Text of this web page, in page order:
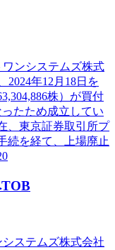
ワンシステムズ株式
2024年12月18日を
株）が買付
たため成立してい
、東京証券取引所プ
続を経て、上場廃止
ステムズ株式会社